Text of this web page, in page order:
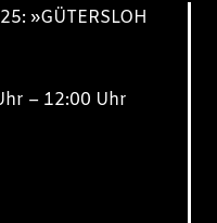
»GÜTERSLOH
– 12:00 Uhr